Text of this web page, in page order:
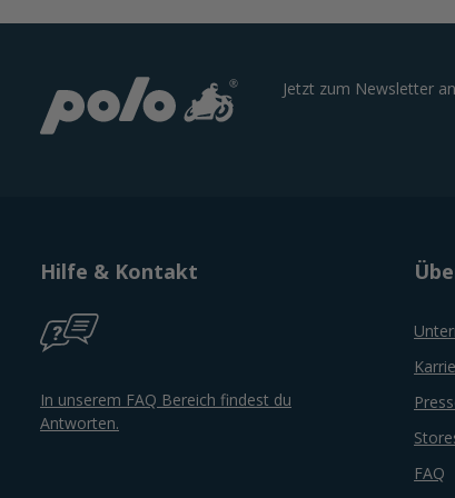
Jetzt zum Newsletter
Hilfe & Kontakt
In unserem FAQ Bereich findest du
Antworten.
FAQ